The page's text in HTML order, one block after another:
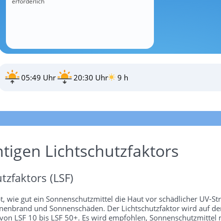
05:49 Uhr 20:30 Uhr 9 h
Lichtschutzfaktors
(LSF)
wie gut ein Sonnenschutzmittel die Haut vor schädlicher UV-
und Sonnenschäden. Der Lichtschutzfaktor wird auf
LSF 10 bis LSF 50+. Es wird empfohlen,